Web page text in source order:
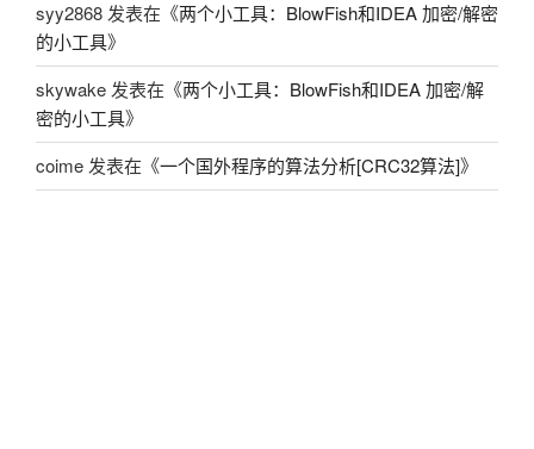
syy2868发表在《两个小工具：BlowFish和IDEA 加密/解密
的小工具》
skywake发表在《两个小工具：BlowFish和IDEA 加密/解
密的小工具》
coime发表在《一个国外程序的算法分析[CRC32算法]》